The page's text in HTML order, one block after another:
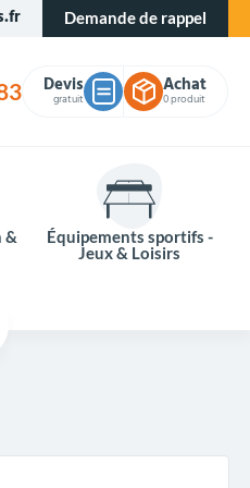
Demande de rappel
Devis
gratuit
Achat
0 produit
&
Équipements sportifs -
Jeux & Loisirs